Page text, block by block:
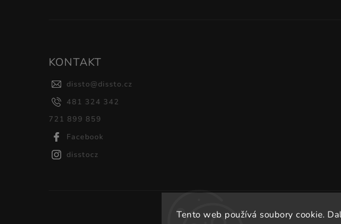
Tento web používá soubory cookie.
KONTAKT
dissto@dissto.cz
481 324 342
721 899 859
Facebook
disstocz